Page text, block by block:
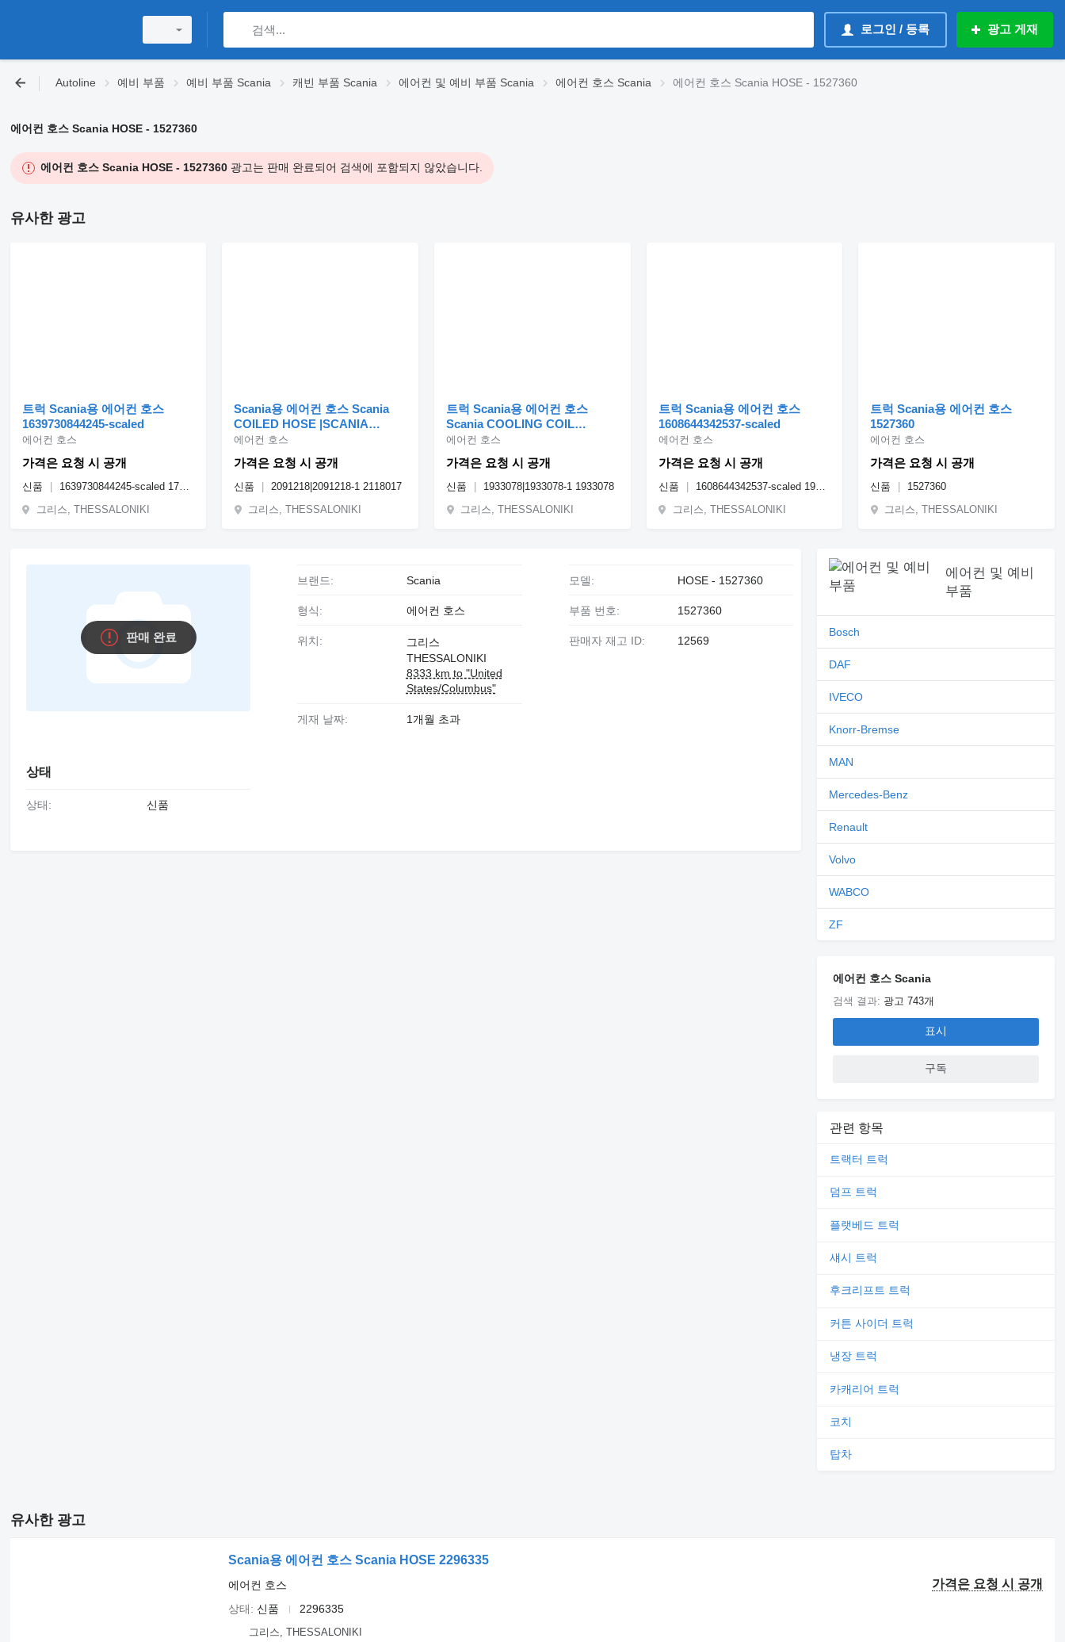
로그인 / 등록 광고 게재
Autoline 예비 부품 예비 부품 Scania 캐빈 부품 Scania 에어컨 및 예비 부품 Scania 에어컨 호스 Scania 에어컨 호스 Scania HOSE - 1527360
에어컨 호스 Scania HOSE - 1527360
에어컨 호스 Scania HOSE - 1527360광고는 판매 완료되어 검색에 포함되지 않았습니다.
유사한 광고
트럭 Scania용 에어컨 호스
1639730844245-scaled
가격은 요청 시 공개
에어컨 호스
신품
1639730844245-scaled 1739885
그리스, THESSALONIKI
Scania용 에어컨 호스 Scania
COILED HOSE |SCANIA
COILED HOSE GENUINE
가격은 요청 시 공개
에어컨 호스
신품
2091218|2091218-1 2118017
그리스, THESSALONIKI
트럭 Scania용 에어컨 호스
Scania COOLING COIL
|SCANIA COOLING COIL
가격은 요청 시 공개
에어컨 호스
신품
1933078|1933078-1 1933078
그리스, THESSALONIKI
트럭 Scania용 에어컨 호스
1608644342537-scaled
가격은 요청 시 공개
에어컨 호스
신품
1608644342537-scaled 1949664
그리스, THESSALONIKI
트럭 Scania용 에어컨 호스
1527360
가격은 요청 시 공개
에어컨 호스
신품
1527360
그리스, THESSALONIKI
판매 완료
브랜드: Scania 모델: HOSE - 1527360
형식: 에어컨 호스 부품 번호: 1527360
위치:
그리스
THESSALONIKI
8333 km to "United
States/Columbus"
판매자 재고 ID: 12569
게재 날짜: 1개월 초과
상태
상태: 신품
에어컨 및 예비
부품
Bosch
DAF
IVECO
Knorr-Bremse
MAN
Mercedes-Benz
Renault
Volvo
WABCO
ZF
에어컨 호스 Scania
검색 결과: 광고 743개
표시
구독
관련 항목
트랙터 트럭
덤프 트럭
플랫베드 트럭
섀시 트럭
후크리프트 트럭
커튼 사이더 트럭
냉장 트럭
카캐리어 트럭
코치
탑차
유사한 광고
Scania용 에어컨 호스 Scania HOSE 2296335
가격은 요청 시 공개
에어컨 호스
상태
신품 2296335
그리스, THESSALONIKI